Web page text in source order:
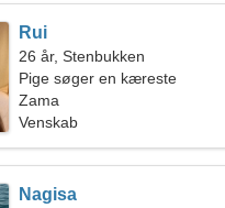
Rui
26 år, Stenbukken
Pige søger en kæreste
Zama
Venskab
Nagisa